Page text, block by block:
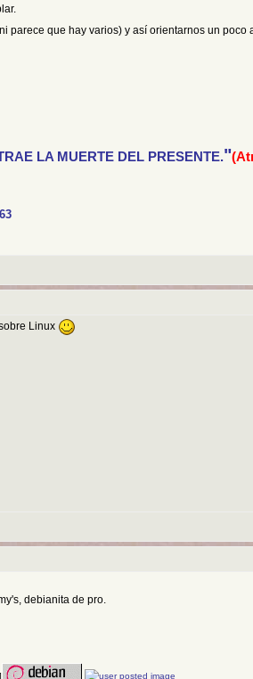
parece que hay varios) y así orientarnos un
LA MUERTE DEL PRESENTE."
Linux
debianita de pro.